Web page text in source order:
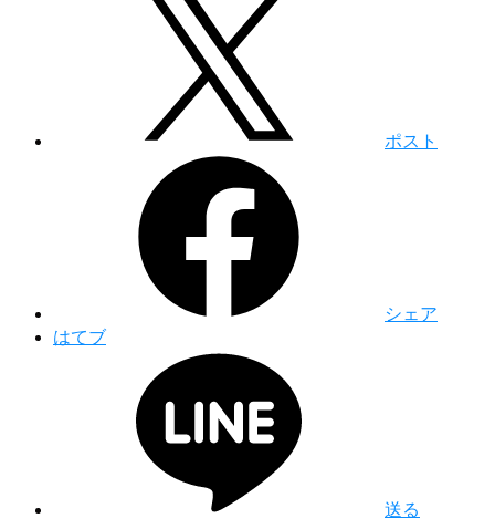
ポスト
シェア
はてブ
送る